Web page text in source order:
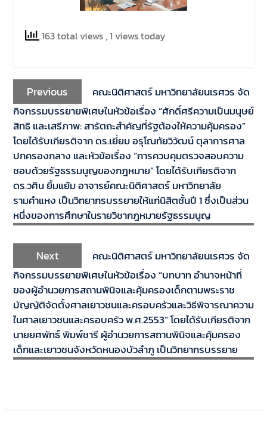
163 total views , 1 views today
Previous
คณะนิติศาสตร์ มหาวิทยาลัยนเรศวร จัด
กิจกรรมบรรยายพิเศษในหัวข้อเรื่อง “ศักดิ์ศรีความเป็นมนุษย์
สิทธิ และเสรีภาพ: สารัตถะสำคัญที่รัฐต้องให้ความคุ้มครอง”
โดยได้รับเกียรติจาก ดร.เยี่ยม อรุโณทัยวิวัฒน์ ตุลาการศาล
ปกครองกลาง และหัวข้อเรื่อง “การควบคุมตรวจสอบความ
ชอบด้วยรัฐธรรมนูญของกฎหมาย” โดยได้รับเกียรติจาก
ดร.วศิน ยิ้มแย้ม อาจารย์คณะนิติศาสตร์ มหาวิทยาลัย
รามคำแหง เป็นวิทยากรบรรยายให้แก่นิสิตชั้นปี 1 ซึ่งเป็นส่วน
หนึ่งของการศึกษาในรายวิชากฎหมายรัฐธรรมนูญ
Next
คณะนิติศาสตร์ มหาวิทยาลัยนเรศวร จัด
กิจกรรมบรรยายพิเศษในหัวข้อเรื่อง “บทบาท อำนาจหน้าที่
ของผู้อำนวยการสถานพินิจและคุ้มครองเด็กตามพระราช
บัญญัติจัดตั้งศาลเยาวชนและครอบครัวและวิธีพิจารณาความ
ในศาลเยาวชนและครอบครัว พ.ศ.2553” โดยได้รับเกียรติจาก
นายยศพัทธ์ พิมพ์ชารี ผู้อำนวยการสถานพินิจและคุ้มครอง
เด็กและเยาวชนจังหวัดหนองบัวลำภู เป็นวิทยากรบรรยาย